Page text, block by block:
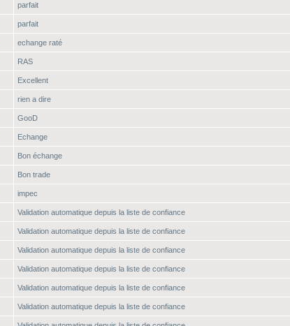
parfait
parfait
echange raté
RAS
Excellent
rien a dire
GooD
Echange
Bon échange
Bon trade
impec
Validation automatique depuis la liste de confiance
Validation automatique depuis la liste de confiance
Validation automatique depuis la liste de confiance
Validation automatique depuis la liste de confiance
Validation automatique depuis la liste de confiance
Validation automatique depuis la liste de confiance